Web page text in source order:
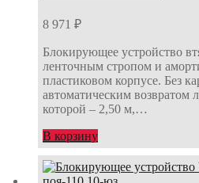
8 971 ₽
Блокирующее устройство
ленточным стропом и
пластиковом корпусе. Без
автоматическим возвратом
которой – 2,50 м,…
В корзину